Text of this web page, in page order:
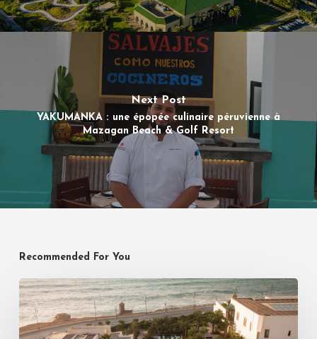
Next Post
YAKUMANKA : une épopée culinaire péruvienne à
Mazagan Beach & Golf Resort
Recommended For You